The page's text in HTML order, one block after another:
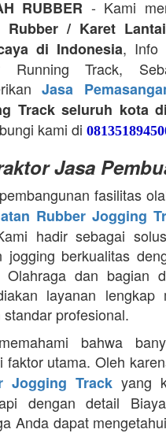
RUBBER - Kami
Rubber / Karet Lantai
di Indonesia, Info
Running Track,
Jasa
Track seluruh kota
kami di
Jasa
fasilitas
Rubber Jogging
hadir sebagai
jogging berkualitas
Olahraga dan bagian
layanan
profesional.
bahwa
faktor utama. Oleh
Jogging Track yang
dengan detail
Anda dapat